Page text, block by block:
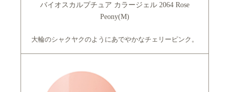
バイオスカルプチュア カラージェル 2064 Rose
Peony(M)
大輪のシャクヤクのようにあでやかなチェリーピンク。